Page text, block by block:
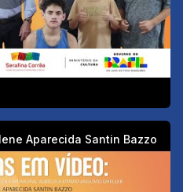
Aparecida Santin Bazzo